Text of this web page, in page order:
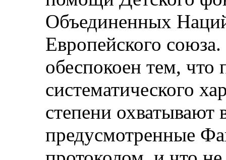
Объединенных
Европейского
обеспокоен тем,
систематического
степени охватывают
предусмотренные